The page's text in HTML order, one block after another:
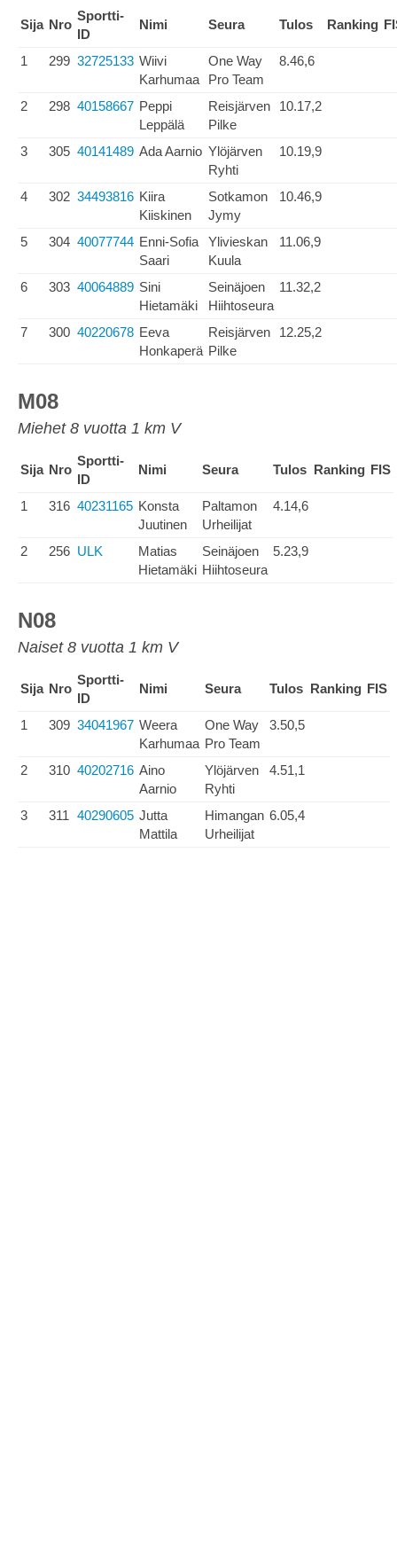
Sija Nro
Sportti-
ID
Nimi Seura Tulos Ranking
1 299 32725133 Wiivi
Karhumaa
One Way
Pro Team
8.46,6
2 298 40158667 Peppi
Leppälä
Reisjärven
Pilke
10.17,2
3 305 40141489 Ada Aarnio Ylöjärven
Ryhti
10.19,9
4 302 34493816 Kiira
Kiiskinen
Sotkamon
Jymy
10.46,9
5 304 40077744 Enni-Sofia
Saari
Ylivieskan
Kuula
11.06,9
6 303 40064889 Sini
Hietamäki
Seinäjoen
Hiihtoseura
11.32,2
7 300 40220678 Eeva
Honkaperä
Reisjärven
Pilke
12.25,2
M08
Miehet 8 vuotta 1 km V
Sija Nro
Sportti-
ID
Nimi Seura Tulos Ranking FIS
1 316 40231165 Konsta
Juutinen
Paltamon
Urheilijat
4.14,6
2 256 ULK
Matias
Hietamäki
Seinäjoen
Hiihtoseura
5.23,9
N08
Naiset 8 vuotta 1 km V
Sija Nro
Sportti-
ID
Nimi Seura Tulos Ranking FIS
1 309 34041967 Weera
Karhumaa
One Way
Pro Team
3.50,5
2 310 40202716 Aino
Aarnio
Ylöjärven
Ryhti
4.51,1
3 311 40290605 Jutta
Mattila
Himangan
Urheilijat
6.05,4